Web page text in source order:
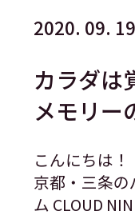
2020. 09. 19
カラダは
メモリー
こんにちは！
京都・三条
ム CLOUD